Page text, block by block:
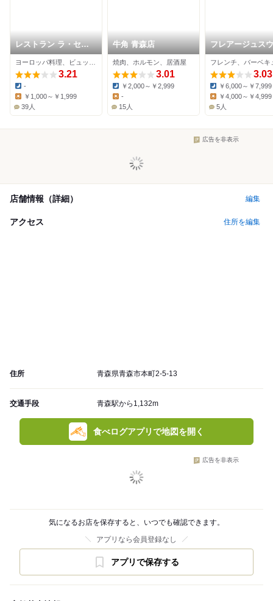
レストラン ラ・セー
ラ
3.21
Dinner:
-
Lunch:
￥1,000～￥1,999
39人
牛角 青森店
焼肉、ホルモン、居酒屋
3.01
Dinner:
￥2,000～￥2,999
Lunch:
-
15人
フレアージュス
ト
3.03
Dinner:
￥6,000～￥7,999
Lunch:
￥4,000～￥4,999
5人
広告を非表示
店舗情報（詳細） 編集
アクセス 住所を編集
住所 青森県青森市本町2-5-13
交通手段 青森駅から1,132m
食べログアプリで地図を開く
広告を非表示
気になるお店を保存すると、いつでも確認できます。
アプリなら会員登録なし
アプリで保存する